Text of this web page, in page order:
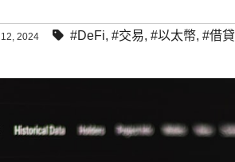
2024 #DeFi, #交易, #以太幣, #借貸